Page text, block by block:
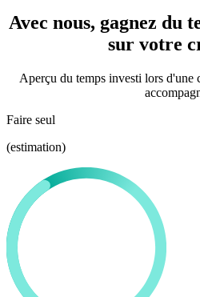
Avec nous, gagnez du
sur votre
Aperçu du temps investi lors d'une
Faire seul
(estimation)